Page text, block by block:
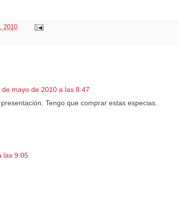
2010
de mayo de 2010 a las 8:47
Tengo que comprar estas especias.
las 9:05